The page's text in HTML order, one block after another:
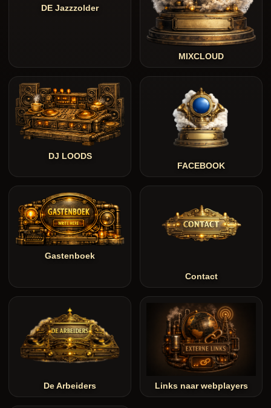
DE Jazzzolder
MIXCLOUD
DJ LOODS
FACEBOOK
Gastenboek
Contact
De Arbeiders Links naar webplayers